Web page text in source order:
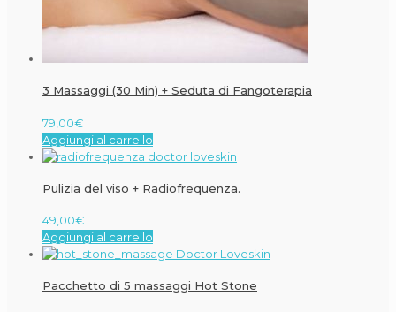
3 Massaggi (30 Min) + Seduta di Fangoterapia
79,00€
Aggiungi al carrello
Pulizia del viso + Radiofrequenza.
49,00€
Aggiungi al carrello
Pacchetto di 5 massaggi Hot Stone